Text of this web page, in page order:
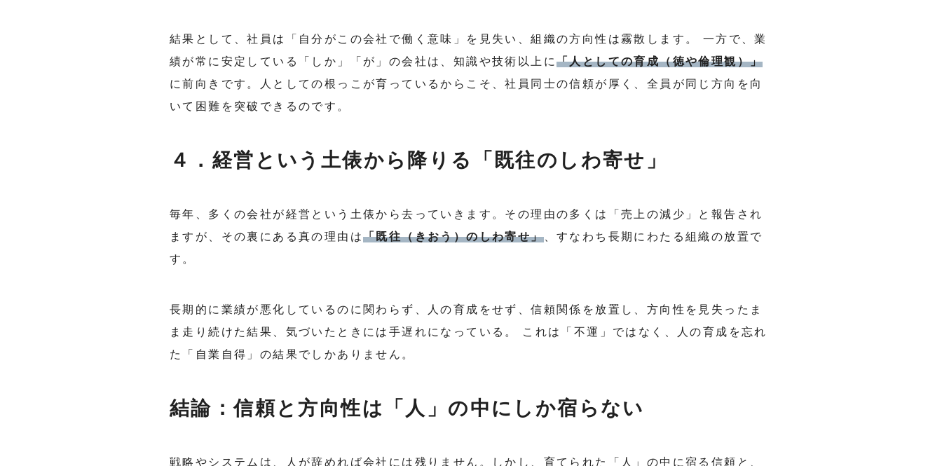
結果として、社員は「自分がこの会社で働く意味」を見失い、組織の方向性は霧散します。 一方で、業
績が常に安定している「しか」「が」の会社は、知識や技術以上に 「人としての育成（徳や倫理観）」
に前向きです。人としての根っこが育っているからこそ、社員同士の信頼が厚く、全員が同じ方向を向
いて困難を突破できるのです。
４．経営という土俵から降りる「既往のしわ寄せ」
毎年、多くの会社が経営という土俵から去っていきます。その理由の多くは「売上の減少」と報告され
ますが、その裏にある真の理由は「既往（きおう）のしわ寄せ」、すなわち長期にわたる組織の放置で
す。
長期的に業績が悪化しているのに関わらず、人の育成をせず、信頼関係を放置し、方向性を見失ったま
ま走り続けた結果、気づいたときには手遅れになっている。 これは「不運」ではなく、人の育成を忘れ
た「自業自得」の結果でしかありません。
結論：信頼と方向性は「人」の中にしか宿らない
戦略やシステムは、人が辞めれば会社には残りません。しかし、育てられた「人」の中に宿る信頼と、